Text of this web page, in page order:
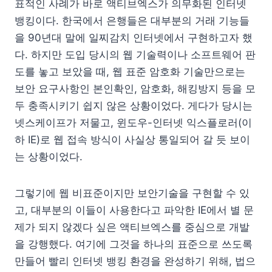
표적인 사례가 바로 액티브엑스가 의무화된 인터넷
뱅킹이다. 한국에서 은행들은 대부분의 거래 기능들
을 90년대 말에 일찌감치 인터넷에서 구현하고자 했
다. 하지만 도입 당시의 웹 기술력이나 소프트웨어 판
도를 놓고 보았을 때, 웹 표준 암호화 기술만으로는
보안 요구사항인 본인확인, 암호화, 해킹방지 등을 모
두 충족시키기 쉽지 않은 상황이었다. 게다가 당시는
넷스케이프가 저물고, 윈도우-인터넷 익스플로러(이
하 IE)로 웹 접속 방식이 사실상 통일되어 갈 듯 보이
는 상황이었다.
그렇기에 웹 비표준이지만 보안기술을 구현할 수 있
고, 대부분의 이들이 사용한다고 파악한 IE에서 별 문
제가 되지 않겠다 싶은 액티브엑스를 중심으로 개발
을 강행했다. 여기에 그것을 하나의 표준으로 쓰도록
만들어 빨리 인터넷 뱅킹 환경을 완성하기 위해, 법으